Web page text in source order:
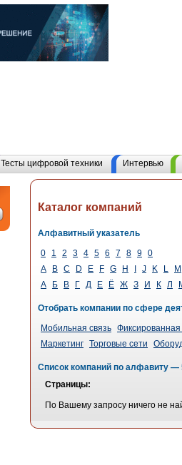
Тесты цифровой техники Интервью
Каталог компаний
Алфавитный указатель
0
1 2 3 4 5 6 7 8 9 0
A
B C D E F G H J K L
M
А
Б В Г Д Е Ё Ж З И К Л
Отобрать компании по сфере
Мобильная связь Фиксированная
Маркетинг Торговые сети
Список компаний по алфавиту —
Страницы:
По Вашему запросу ничего не